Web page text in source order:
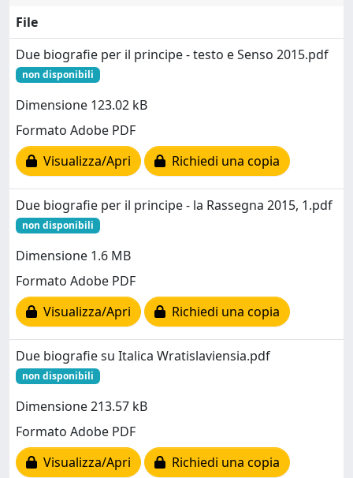
File
Due biografie per il principe - testo e Senso 2015.pdf
non disponibili
Dimensione 123.02 kB
Formato Adobe PDF
Visualizza/Apri
Richiedi una copia
Due biografie per il principe - la Rassegna 2015, 1.pdf
non disponibili
Dimensione 1.6 MB
Formato Adobe PDF
Visualizza/Apri
Richiedi una copia
Due biografie su Italica Wratislaviensia.pdf
non disponibili
Dimensione 213.57 kB
Formato Adobe PDF
Visualizza/Apri
Richiedi una copia